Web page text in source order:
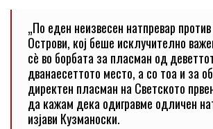
„По еден неизвесен натпревар
Острови, кој беше исклучително
сè во борбата за пласман од
дванаесеттото место, а со тоа и за
директен пласман на Светското
да кажам дека одигравме одличен
изјави Кузманоски.